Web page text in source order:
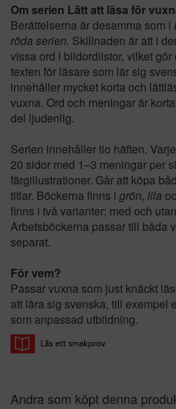
Om serien Lätt att läsa för
Berättelserna är desamma som i
röda serien. Skillnaden är att i
vissa ord i bildordlistor, vilket
texten för läsare som lär sig
innehåller mycket korta och
vuxna. Ord och meningar är
del ljudenlig.
Serien innehåller tio häften.
20 sidor med 1–3 meningar per
färgillustrationer. Går att köpa
titlar. Böckerna finns i grön, lila
finns i två varianter; med och
Arbetsböckerna passar till båda
separat.
För vem?
Passar vuxna som just knäckt
att lära sig svenska, till exempel
som anpassad utbildning.
Andra som köpt denna